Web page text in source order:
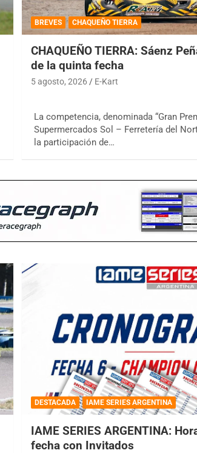
BREVES CHAQUEÑO TIERRA
CHAQUEÑO TIERRA: Sáenz
de la quinta fecha
5 agosto, 2026 E-Kart
La competencia, denominada “Gran
Supermercados Sol – Ferretería del
la participación de…
DESTACADA IAME SERIES ARGENTINA
IAME SERIES ARGENTINA:
fecha con Invitados